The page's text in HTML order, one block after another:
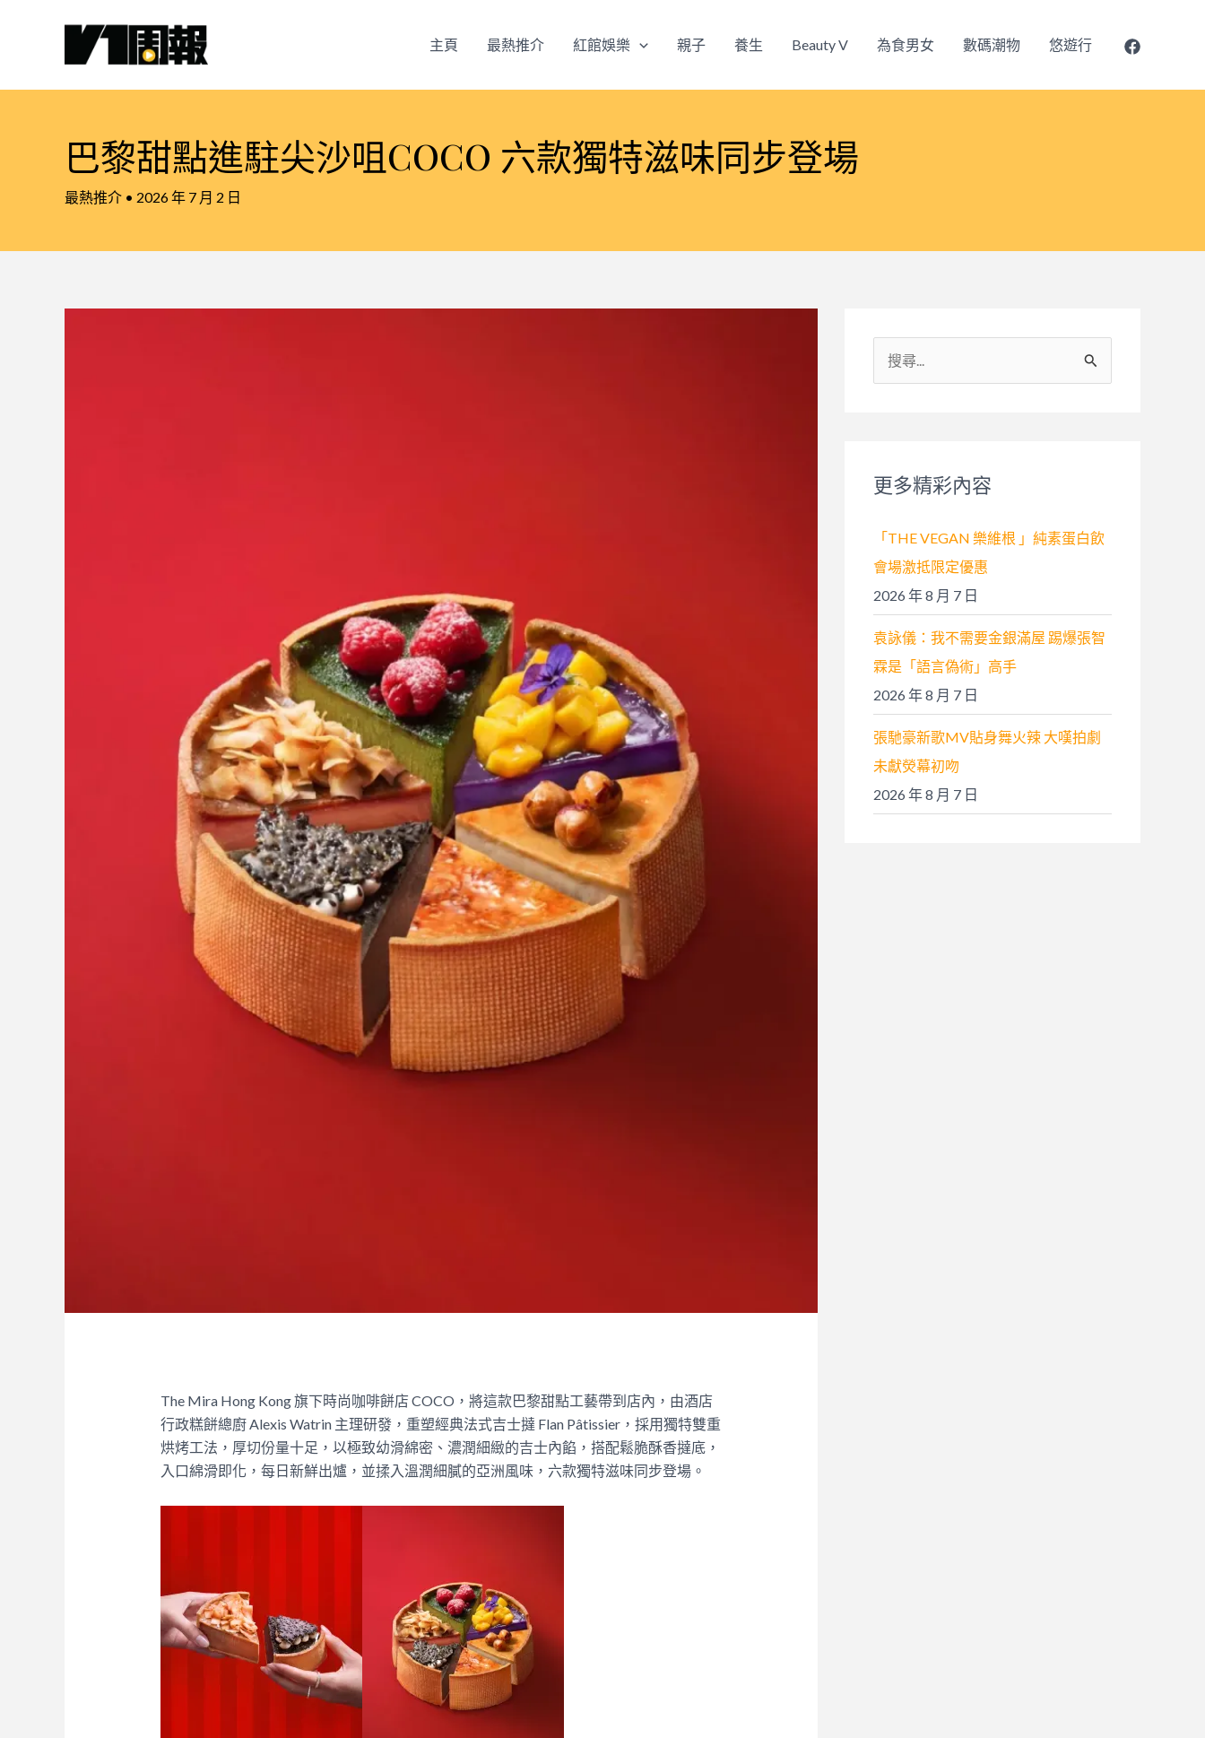
主頁 最熱推介 紅館娛樂 親子 養生 Beauty V 為食男女 數碼潮物 悠遊行
巴黎甜點進駐尖沙咀COCO 六款獨特滋味同步登場
最熱推介 • 2026 年 7 月 2 日
The Mira Hong Kong 旗下時尚咖啡餅店 COCO，將這款巴黎甜點工藝帶到店內，由酒店
行政糕餅總廚 Alexis Watrin 主理研發，重塑經典法式吉士撻 Flan Pâtissier，採用獨特雙重
烘烤工法，厚切份量十足，以極致幼滑綿密、濃潤細緻的吉士內餡，搭配鬆脆酥香撻底，
入口綿滑即化，每日新鮮出爐，並揉入溫潤細膩的亞洲風味，六款獨特滋味同步登場。
尋
:更多精彩內容
「THE VEGAN 樂維根 」純素蛋白飲
會場激抵限定優惠
2026 年 8 月 7 日
袁詠儀：我不需要金銀滿屋 踢爆張智
霖是「語言偽術」高手
2026 年 8 月 7 日
張馳豪新歌MV貼身舞火辣 大嘆拍劇
未獻熒幕初吻
2026 年 8 月 7 日